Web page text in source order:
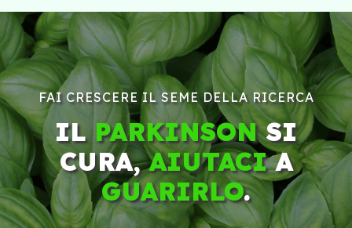
FAI CRESCERE IL SEME DELLA RICERCA
ILPARKINSONSI
CURA,AIUTACIA
GUARIRLO.